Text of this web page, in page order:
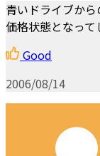
青いドライブか
価格状態となって
Good
2006/08/14